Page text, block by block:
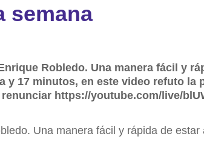
semana
Robledo. Una manera fácil y
y 17 minutos, en este video refuto
https://youtube.com/live/
Una manera fácil y rápida de